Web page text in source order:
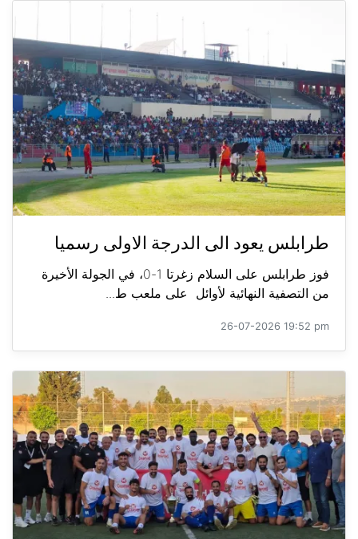
طرابلس يعود الى الدرجة الاولى رسميا
فوز طرابلس على السلام زغرتا 1-0، في الجولة الأخيرة
من التصفية النهائية لأوائل على ملعب ط...
26-07-2026 19:52 pm